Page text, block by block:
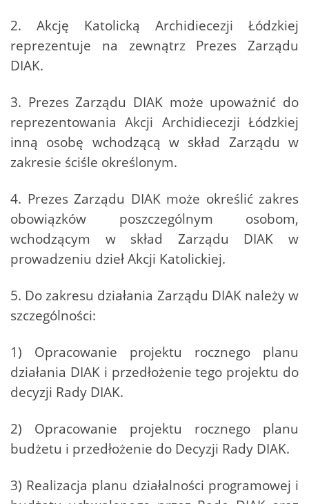
2. Akcję Katolicką Archidiecezji Łódzkiej
reprezentuje na zewnątrz Prezes Zarządu
DIAK.
3. Prezes Zarządu DIAK może upoważnić do
reprezentowania Akcji Archidiecezji Łódzkiej
inną osobę wchodzącą w skład Zarządu w
zakresie ściśle określonym.
4. Prezes Zarządu DIAK może określić zakres
obowiązków poszczególnym osobom,
wchodzącym w skład Zarządu DIAK w
prowadzeniu dzieł Akcji Katolickiej.
5. Do zakresu działania Zarządu DIAK należy w
szczególności:
1) Opracowanie projektu rocznego planu
działania DIAK i przedłożenie tego projektu do
decyzji Rady DIAK.
2) Opracowanie projektu rocznego planu
budżetu i przedłożenie do Decyzji Rady DIAK.
3) Realizacja planu działalności programowej i